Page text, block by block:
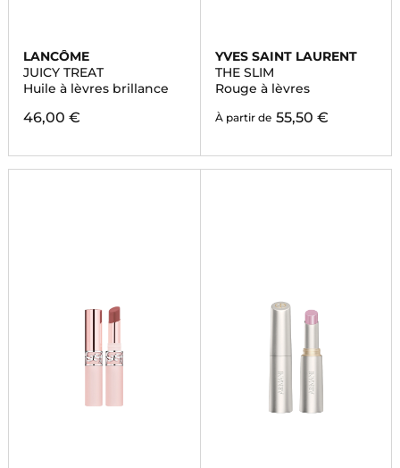
LANCÔME
JUICY TREAT
Huile à lèvres brillance
46,00 €
YVES SAINT LAURENT
THE SLIM
Rouge à lèvres
À partir de 55,50 €